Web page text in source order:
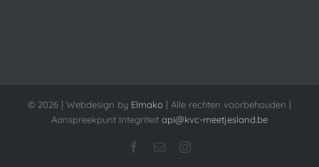
© 2026 | Webdesign by Elmako | Alle rechten voorbehouden |
Aanspreekpunt Integriteit api@kvc-meetjesland.be
Facebook
E-
Instagram